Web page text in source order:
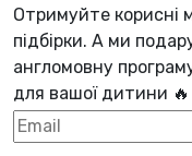
Отримуйте корисні
підбірки. А ми
англомовну
для вашої дитини 🔥